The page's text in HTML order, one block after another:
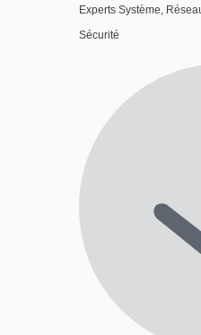
Experts Système,
Sécurité